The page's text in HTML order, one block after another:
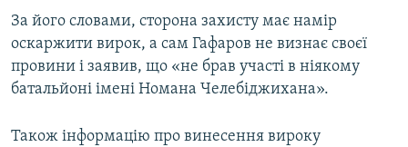
За його словами, сторона захисту має намір
оскаржити вирок, а сам Гафаров не визнає своєї
провини і заявив, що «не брав участі в ніякому
батальйоні імені Номана Челебіджихана».
Також інформацію про винесення вироку